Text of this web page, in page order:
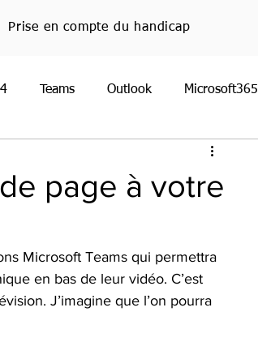
Prise en compte du handicap
Teams Outlook Microsoft365
Excel
page à votre
Microsoft Teams qui permettra
en bas de leur vidéo. C’est
J’imagine que l’on pourra